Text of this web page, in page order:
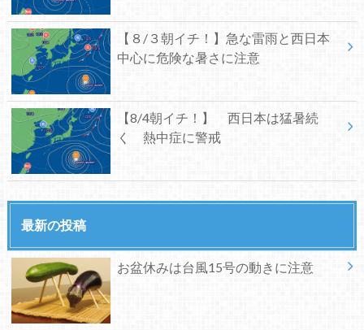
【８/３朝イチ！】急な雷雨と西日本
中心に危険な暑さに注意
【8/4朝イチ！】 西日本は猛暑続
く 熱中症に警戒
最新の投稿
お盆休みは台風15号の動きに注意